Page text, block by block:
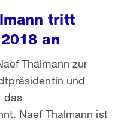
tritt
an
Thalmann zur
und
das
Naef Thalmann ist